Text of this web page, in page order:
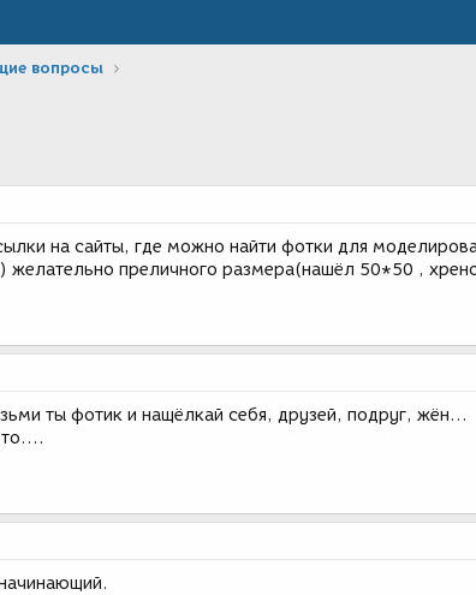
вопросы
на сайты, где можно найти фотки для
желательно преличного размера(нашёл 50*50 ,
ты фотик и нащёлкай себя, друзей, подруг, жён...